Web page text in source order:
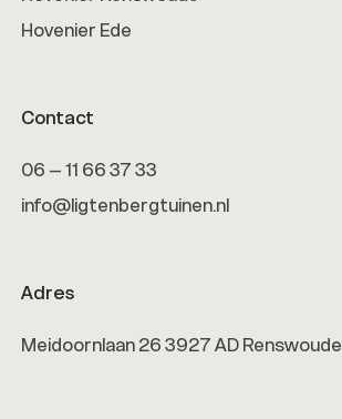
Hovenier Ede
Contact
06 – 11 66 37 33
info@ligtenbergtuinen.nl
Adres
Meidoornlaan 26 3927 AD Renswoude